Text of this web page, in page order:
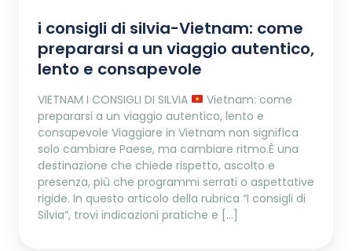
i consigli di silvia-Vietnam: come
prepararsi a un viaggio autentico,
lento e consapevole
VIETNAM I CONSIGLI DI SILVIA
Vietnam: come
prepararsi a un viaggio autentico, lento e
consapevole Viaggiare in Vietnam non significa
solo cambiare Paese, ma cambiare ritmo.È una
destinazione che chiede rispetto, ascolto e
presenza, più che programmi serrati o aspettative
rigide. In questo articolo della rubrica “I consigli di
Silvia”, trovi indicazioni pratiche e […]